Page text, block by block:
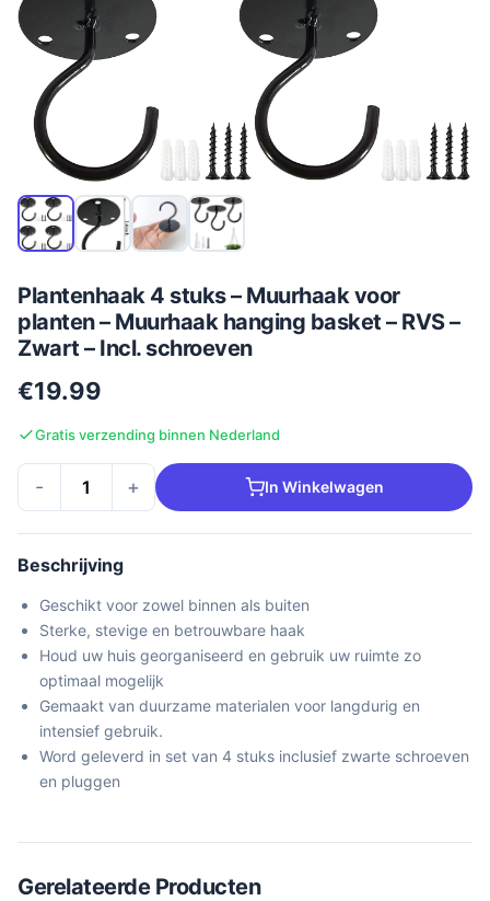
Plantenhaak 4 stuks – Muurhaak voor
planten – Muurhaak hanging basket – RVS –
Zwart – Incl. schroeven
€19.99
Gratis verzending binnen Nederland
- + In Winkelwagen
Beschrijving
Geschikt voor zowel binnen als buiten
Sterke, stevige en betrouwbare haak
Houd uw huis georganiseerd en gebruik uw ruimte zo
optimaal mogelijk
Gemaakt van duurzame materialen voor langdurig en
intensief gebruik.
Word geleverd in set van 4 stuks inclusief zwarte schroeven
en pluggen
Gerelateerde Producten